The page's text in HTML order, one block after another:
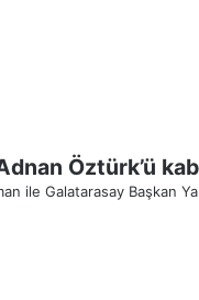
Öztürk’ü
ile Galatarasay Başkan